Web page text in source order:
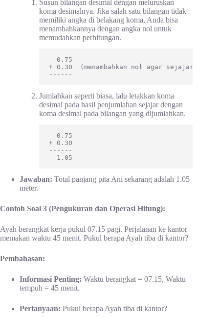
Susun bilangan desimal dengan meluruskan
koma desimalnya. Jika salah satu bilangan tidak
memiliki angka di belakang koma, Anda bisa
menambahkannya dengan angka nol untuk
memudahkan perhitungan.
  0.75
+ 0.30  (menambahkan nol agar sejajar)
------
Jumlahkan seperti biasa, lalu letakkan koma
desimal pada hasil penjumlahan sejajar dengan
koma desimal pada bilangan yang dijumlahkan.
  0.75
+ 0.30
------
  1.05
Jawaban: Total panjang pita Ani sekarang adalah 1.05
meter.
Contoh Soal 3 (Pengukuran dan Operasi Hitung):
Ayah berangkat kerja pukul 07.15 pagi. Perjalanan ke kantor
memakan waktu 45 menit. Pukul berapa Ayah tiba di kantor?
Pembahasan:
Informasi Penting: Waktu berangkat = 07.15, Waktu
tempuh = 45 menit.
Pertanyaan: Pukul berapa Ayah tiba di kantor?